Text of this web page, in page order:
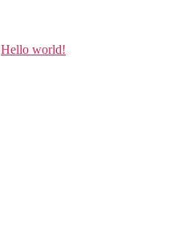
Hello world!